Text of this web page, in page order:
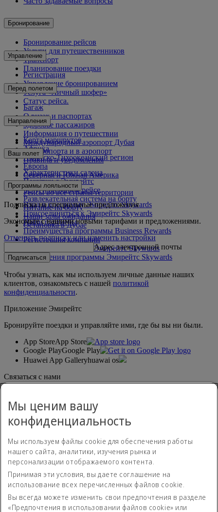
Бронирование
Бронирование рейсов
Услуги для путешественников
Транспорт
Планирование поездки
Управление
Регистрация
Управление бронированием
Услуга «Личный шофер»
Статус рейса.
Перед полетом
Багаж
О визах и паспортах
Здоровье пассажиров
Информация о путешествии
Международный аэропорт Дубая
Из аэропорта и в аэропорт
Правила и уведомления
Направления
Карта маршрутов
Африка
Азиатско-Тихоокеанский регион
Европа
Северная и Южная Америка
Ближний Восток
Рейсы во все страны/территории
Ваш полет
Характеристики салона
Покупки с Эмирейтс
Услуги на вашем рейсе
Развлекательная система на борту
Питание на борту
Наши залы ожидания
Остановка в Дубае
Программы лояльности
Вход в программу Эмирейтс Skywards
Присоединиться к Эмирейтс Skywards
Наши партнеры
Преимущества программы Business Rewards
Регистрация компании
Правила программы Эмирейтс Skywards
Обновления программы Эмирейтс Skywards
Подписка на специальные предложения
Экономьте с нашими новыми тарифами и предложениями.
Отменить подписку или изменить настройки
Адрес электронной почты
Подписаться
Чтобы узнать, как мы используем личные данные наших
клиентов, ознакомьтесь с нашей политикой
конфиденциальности.
Приложение Эмирейтс
Бронируйте поездки и управляйте ими, где бы вы ни были.
App StoreApp Store
Google PlayGoogle Play
Huawei App Galleryhuawai os
Связаться с нами
Положение о доступности
Контакты
Политика конфиденциальности
Положения и условия
Мы ценим вашу
конфиденциальность
Мы используем файлы cookie для обеспечения работы
нашего сайта, аналитики, изучения рынка и
персонализации отображаемого контента.
Принимая эти условия, вы даете соглашение на
использование всех перечисленных файлов cookie.
Вы всегда можете изменить свои предпочтения в разделе
«Предпочтения в использовании файлов cookie» или